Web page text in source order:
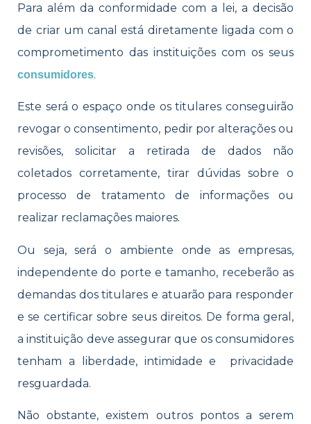
Para além da conformidade com a lei, a decisão
de criar um canal está diretamente ligada com o
comprometimento das instituições com os seus
consumidores.
Este será o espaço onde os titulares conseguirão
revogar o consentimento, pedir por alterações ou
revisões, solicitar a retirada de dados não
coletados corretamente, tirar dúvidas sobre o
processo de tratamento de informações ou
realizar reclamações maiores.
Ou seja, será o ambiente onde as empresas,
independente do porte e tamanho, receberão as
demandas dos titulares e atuarão para responder
e se certificar sobre seus direitos. De forma geral,
a instituição deve assegurar que os consumidores
tenham a
liberdade, intimidade e privacidade
resguardada.
Não obstante, existem outros pontos a serem